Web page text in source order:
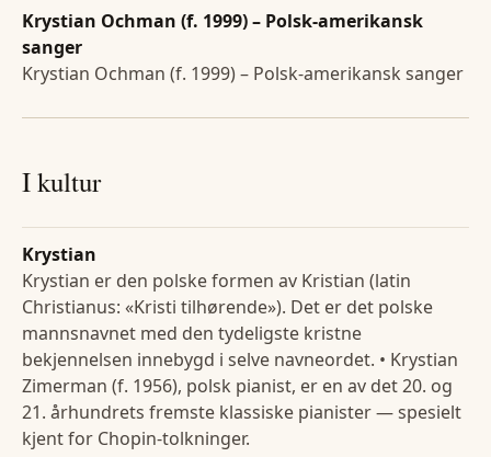
Krystian Ochman (f. 1999) – Polsk-amerikansk
sanger
Krystian Ochman (f. 1999) – Polsk-amerikansk sanger
I kultur
Krystian
Krystian er den polske formen av Kristian (latin
Christianus: «Kristi tilhørende»). Det er det polske
mannsnavnet med den tydeligste kristne
bekjennelsen innebygd i selve navneordet. • Krystian
Zimerman (f. 1956), polsk pianist, er en av det 20. og
21. århundrets fremste klassiske pianister — spesielt
kjent for Chopin-tolkninger.